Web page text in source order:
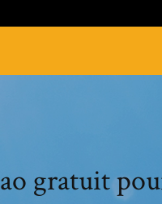
gratuit